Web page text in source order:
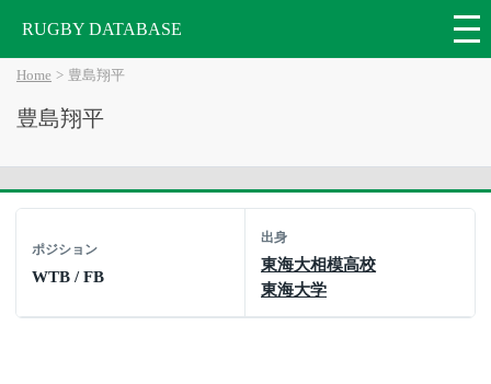
RUGBY DATABASE
Home 豊島翔平
豊島翔平
ポジション
WTB / FB
出身
東海大相模高校
東海大学